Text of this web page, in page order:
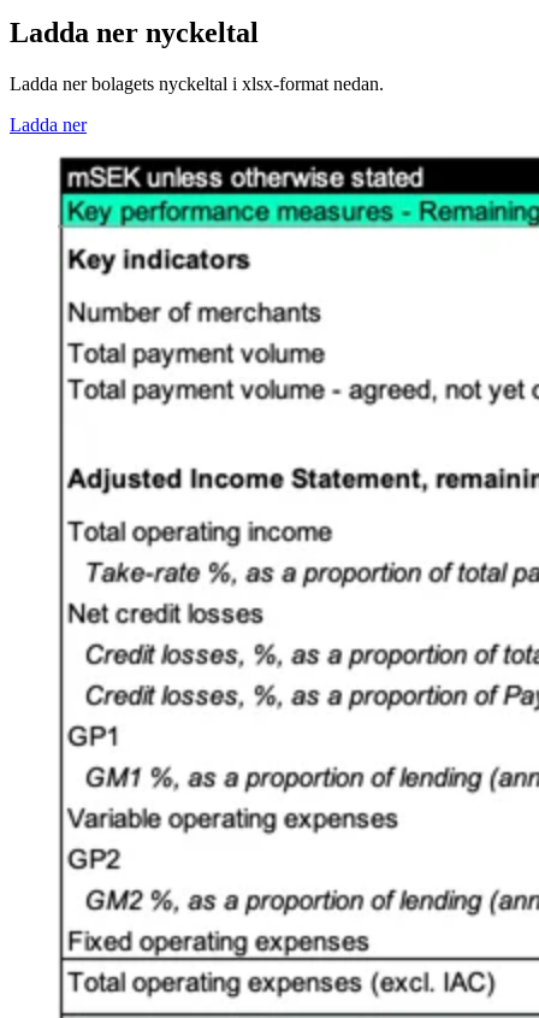
Ladda ner nyckeltal
Ladda ner bolagets nyckeltal i xlsx-format nedan.
Ladda ner